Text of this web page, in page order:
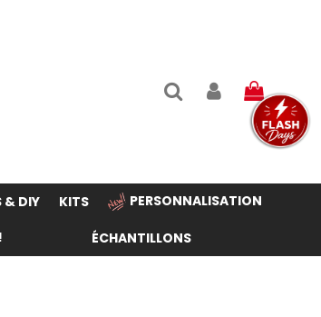
& DIY KITS
PERSONNALISATION
ÉCHANTILLONS